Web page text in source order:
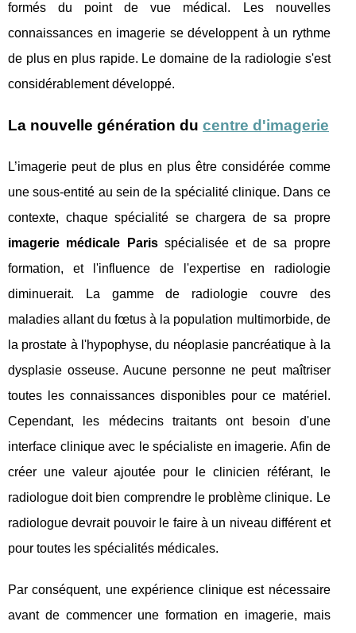
formés du point de vue médical. Les nouvelles
connaissances en imagerie se développent à un rythme
de plus en plus rapide. Le domaine de la radiologie s'est
considérablement développé.
La nouvelle génération du centre d'imagerie
L’imagerie peut de plus en plus être considérée comme
une sous-entité au sein de la spécialité clinique. Dans ce
contexte, chaque spécialité se chargera de sa propre
imagerie médicale Parisspécialisée et de sa propre
formation, et l'influence de l'expertise en radiologie
diminuerait. La gamme de radiologie couvre des
maladies allant du fœtus à la population multimorbide, de
la prostate à l'hypophyse, du néoplasie pancréatique à la
dysplasie osseuse. Aucune personne ne peut maîtriser
toutes les connaissances disponibles pour ce matériel.
Cependant, les médecins traitants ont besoin d'une
interface clinique avec le spécialiste en imagerie. Afin de
créer une valeur ajoutée pour le clinicien référant, le
radiologue doit bien comprendre le problème clinique. Le
radiologue devrait pouvoir le faire à un niveau différent et
pour toutes les spécialités médicales.
Par conséquent, une expérience clinique est nécessaire
avant de commencer une formation en imagerie, mais